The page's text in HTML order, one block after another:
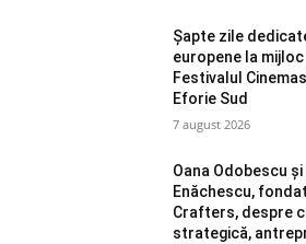
Șapte zile
europene la
Festivalul
Eforie Sud
7 august 2026
Oana Odobescu
Enăchescu,
Crafters, despre
strategică,